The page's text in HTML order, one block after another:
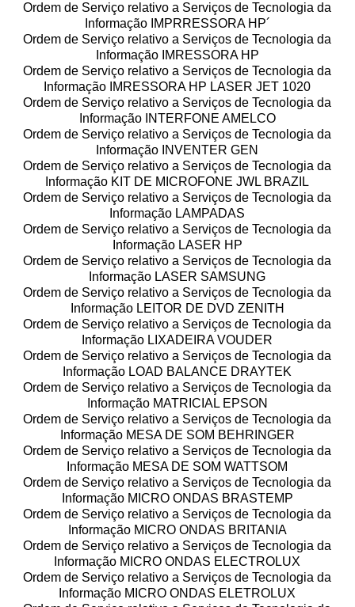
Ordem de Serviço relativo a Serviços de Tecnologia da
Informação IMPRRESSORA HP´
Ordem de Serviço relativo a Serviços de Tecnologia da
Informação IMRESSORA HP
Ordem de Serviço relativo a Serviços de Tecnologia da
Informação IMRESSORA HP LASER JET 1020
Ordem de Serviço relativo a Serviços de Tecnologia da
Informação INTERFONE AMELCO
Ordem de Serviço relativo a Serviços de Tecnologia da
Informação INVENTER GEN
Ordem de Serviço relativo a Serviços de Tecnologia da
Informação KIT DE MICROFONE JWL BRAZIL
Ordem de Serviço relativo a Serviços de Tecnologia da
Informação LAMPADAS
Ordem de Serviço relativo a Serviços de Tecnologia da
Informação LASER HP
Ordem de Serviço relativo a Serviços de Tecnologia da
Informação LASER SAMSUNG
Ordem de Serviço relativo a Serviços de Tecnologia da
Informação LEITOR DE DVD ZENITH
Ordem de Serviço relativo a Serviços de Tecnologia da
Informação LIXADEIRA VOUDER
Ordem de Serviço relativo a Serviços de Tecnologia da
Informação LOAD BALANCE DRAYTEK
Ordem de Serviço relativo a Serviços de Tecnologia da
Informação MATRICIAL EPSON
Ordem de Serviço relativo a Serviços de Tecnologia da
Informação MESA DE SOM BEHRINGER
Ordem de Serviço relativo a Serviços de Tecnologia da
Informação MESA DE SOM WATTSOM
Ordem de Serviço relativo a Serviços de Tecnologia da
Informação MICRO ONDAS BRASTEMP
Ordem de Serviço relativo a Serviços de Tecnologia da
Informação MICRO ONDAS BRITANIA
Ordem de Serviço relativo a Serviços de Tecnologia da
Informação MICRO ONDAS ELECTROLUX
Ordem de Serviço relativo a Serviços de Tecnologia da
Informação MICRO ONDAS ELETROLUX